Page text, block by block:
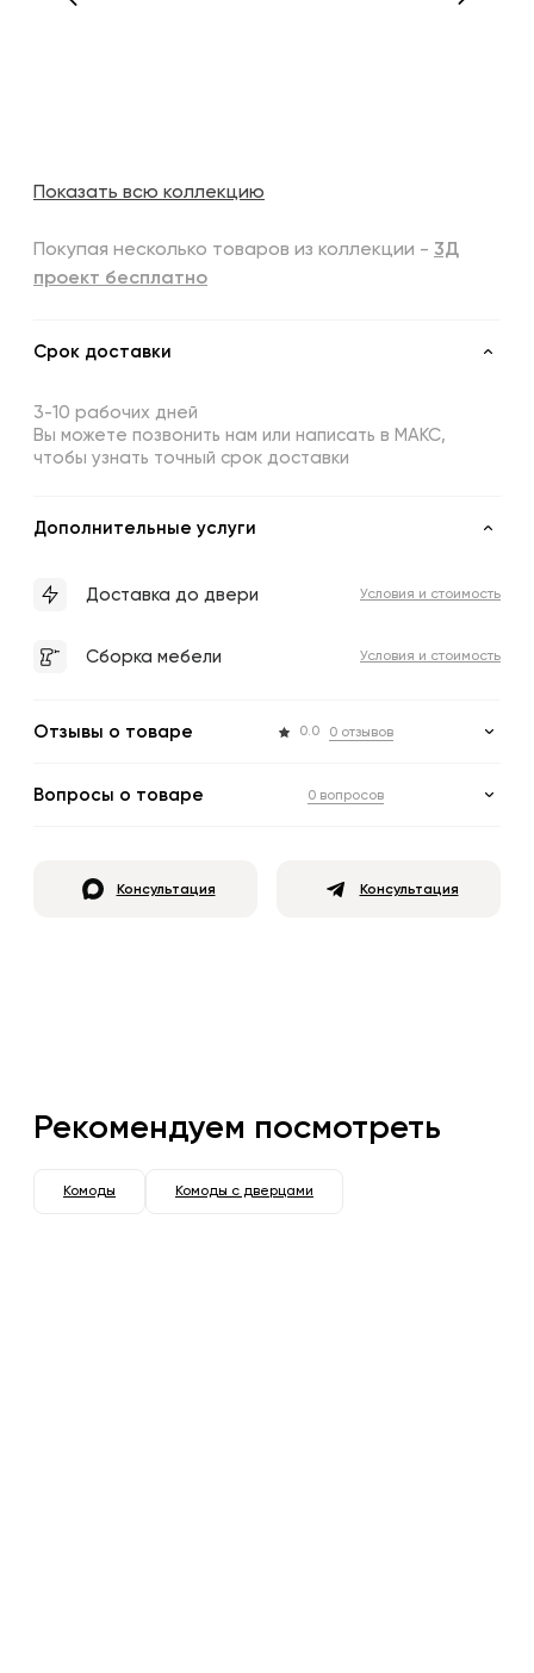
Показать всю коллекцию
Покупая несколько товаров из коллекции - 3Д
проект бесплатно
Срок доставки
3-10 рабочих дней
Вы можете позвонить нам или написать в МАКС,
чтобы узнать точный срок доставки
Дополнительные услуги
Доставка до двери Условия и стоимость
Сборка мебели Условия и стоимость
Отзывы о товаре 0.0 0 отзывов
Вопросы о товаре 0 вопросов
Консультация Консультация
Рекомендуем посмотреть
Комоды Комоды с дверцами